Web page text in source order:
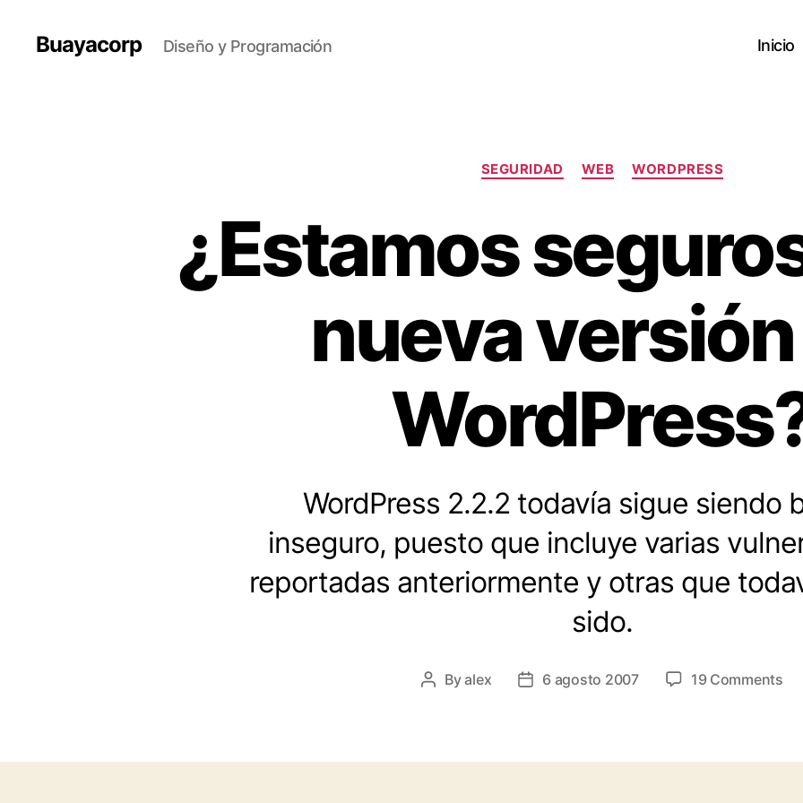
Buayacorp Diseño y Programación Inicio
Categories
SEGURIDAD WEB WORDPRESS
¿Estamos
nueva
WordPress 2.2.2 todavía sigue siendo
inseguro, puesto que incluye varias
reportadas anteriormente y otras que
sido.
Post
Byalex
Post6 agosto 2007 19 Commentson
la